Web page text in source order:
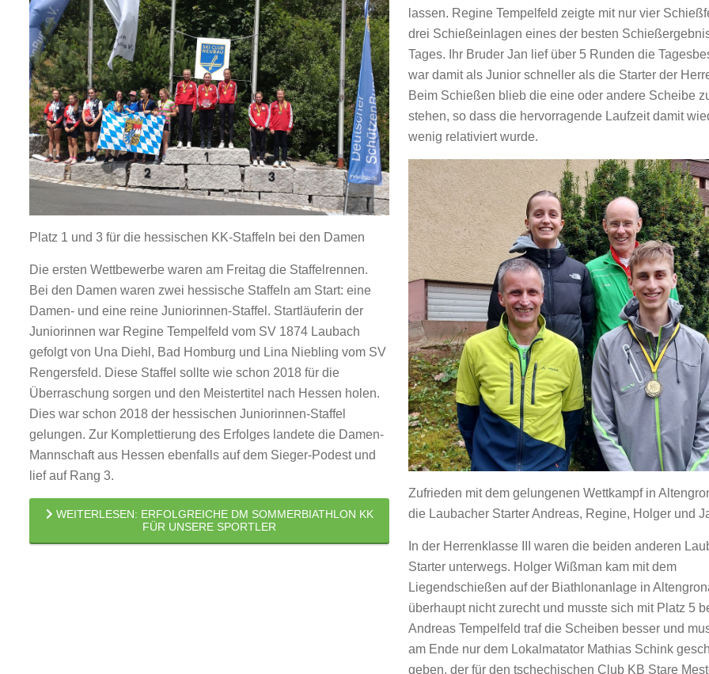
Platz 1 und 3 für die hessischen KK-Staffeln bei den Damen
Die ersten Wettbewerbe waren am Freitag die Staffelrennen.
Bei den Damen waren zwei hessische Staffeln am Start: eine
Damen- und eine reine Juniorinnen-Staffel. Startläuferin der
Juniorinnen war Regine Tempelfeld vom SV 1874 Laubach
gefolgt von Una Diehl, Bad Homburg und Lina Niebling vom SV
Rengersfeld. Diese Staffel sollte wie schon 2018 für die
Überraschung sorgen und den Meistertitel nach Hessen holen.
Dies war schon 2018 der hessischen Juniorinnen-Staffel
gelungen. Zur Komplettierung des Erfolges landete die Damen-
Mannschaft aus Hessen ebenfalls auf dem Sieger-Podest und
lief auf Rang 3.
WEITERLESEN: ERFOLGREICHE DM SOMMERBIATHLON KK
FÜR UNSERE SPORTLER
lassen. Regine Tempelfeld zeigte mit nur vier
drei Schießeinlagen eines der besten
Tages. Ihr Bruder Jan lief über 5 Runden die
war damit als Junior schneller als die Starter der
Beim Schießen blieb die eine oder andere Scheibe
stehen, so dass die hervorragende Laufzeit damit
wenig relativiert wurde.
Zufrieden mit dem gelungenen Wettkampf in
die Laubacher Starter Andreas, Regine, Holger und
In der Herrenklasse III waren die beiden anderen
Starter unterwegs. Holger Wißman kam mit dem
Liegendschießen auf der Biathlonanlage in
überhaupt nicht zurecht und musste sich mit Platz 5
Andreas Tempelfeld traf die Scheiben besser und
am Ende nur dem Lokalmatator Mathias Schink
geben, der für den tschechischen Club KB Stare